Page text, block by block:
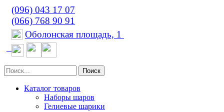
(096) 043 17 07
(066) 768 90 91
Оболонская площадь, 1
Поиск
Каталог товаров
Наборы шаров
Гелиевые шарики